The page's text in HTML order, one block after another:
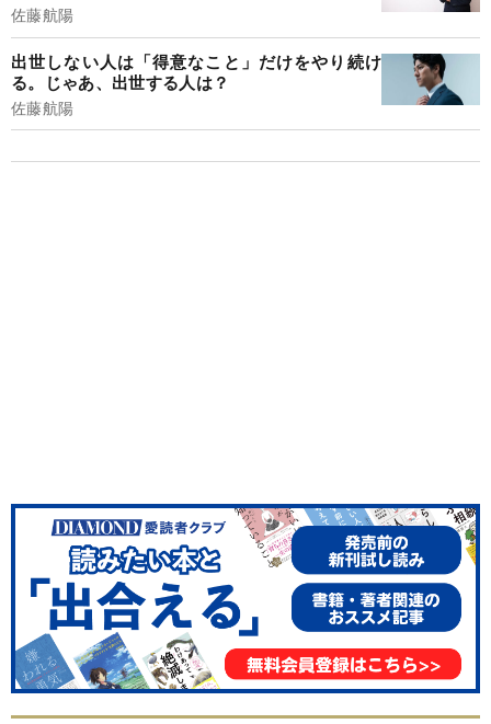
佐藤航陽
出世しない人は「得意なこと」だけをやり続け
る。じゃあ、出世する人は？
佐藤航陽